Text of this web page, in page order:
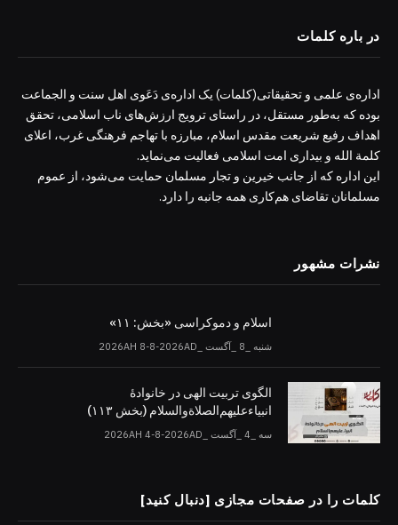
در باره کلمات
اداره‌ی علمی و تحقیقاتی(کلمات) یک اداره‌ی دَعَوی اهل سنت و الجماعت
بوده که به‌طور مستقل، در راستای ترویج ارزش‌های ناب اسلامی، تحقق
اهداف رفیع شریعت مقدس اسلام، مبارزه با تهاجم فرهنگی غرب، اعلای
کلمة الله و بیداری امت اسلامی فعالیت می‌نماید.
این اداره که از جانب خیرین و تجار مسلمان حمایت می‌شود، از عموم
مسلمانان تقاضای هم‌کاری همه جانبه را دارد.
نشرات مشهور
اسلام و دموکراسی «بخش: ۱۱»
شنبه _8 _آگست _2026AH 8-8-2026AD
الگوی تربیت الهی در خانوادۀ
انبیاءعلیهم‌الصلاةو‌السلام (بخش ۱۱۳)
سه _4 _آگست _2026AH 4-8-2026AD
کلمات را در صفحات مجازی [دنبال کنید]